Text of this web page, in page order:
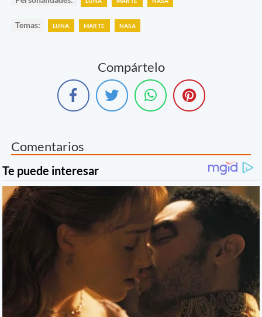
Temas: LUNA MARTE NASA
Compártelo
Comentarios